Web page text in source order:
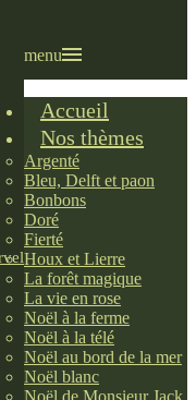
menu
Accueil
Nos thèmes
Argenté
Bleu, Delft et paon
Bonbons
Doré
Fierté
Houx et Lierre
La forêt magique
La vie en rose
Noël à la ferme
Noël à la télé
Noël au bord de la mer
Noël blanc
Noël de Monsieur Jack